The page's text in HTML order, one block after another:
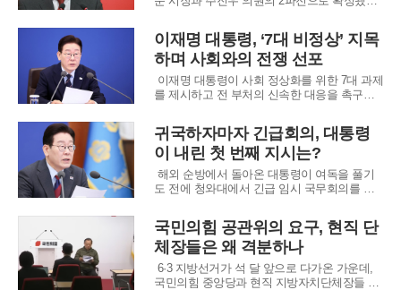
체’를 기치로 내걸고, 당내 정치 현안보다는 부
산의 민생 문제 해결에 집중하겠다는 포부를
밝혔다.주 의원은 출마 선언 현장에서 ‘절윤’,
‘쇄신’ 등 당내의 민감한 쟁점에 대한 직
이재명 대통령, ‘7대 비정상’ 지목
하며 사회와의 전쟁 선포
이재명 대통령이 사회 정상화를 위한 7대 과제
를 제시하고 전 부처의 신속한 대응을 촉구했
마약범죄 ▲공직부패 ▲보이스피싱 ▲부동산
불법행위 ▲고액·악성 체납 ▲주가조작 ▲중대
재해로, 민생과 직결된 고질적 문제들이다.특
히 자본시장의 신뢰를 저해하는 불법행위는 근
절 대
귀국하자마자 긴급회의, 대통령
이 내린 첫 번째 지시는?
해외 순방에서 돌아온 대통령이 여독을 풀기
도 전에 청와대에서 긴급 임시 국무회의를 소
안보에 미칠 파장을 최소화하기 위해 범정부
차원의 총력 대응 태세 구축을 직접 지시하기
위해서다. 이례적으로 열린 이날 회의에서는
위기 상황을 틈탄 시장 교란 행위에 대한 무관
용 원칙
국민의힘 공관위의 요구, 현직 단
체장들은 왜 격분하나
6·3 지방선거가 석 달 앞으로 다가온 가운데,
국민의힘 중앙당과 현직 지방자치단체장들 사